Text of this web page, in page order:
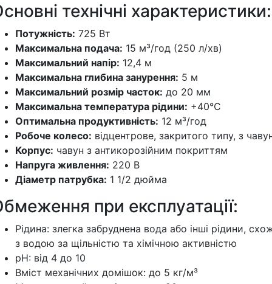
технічні характеристики:
Потужність: 725 Вт
Максимальна подача: 15 м³/год (250 л/хв)
Максимальний напір: 12,4 м
Максимальна глибина занурення: 5 м
Максимальний розмір часток: до 20 мм
Максимальна температура рідини: +40°C
Оптимальна продуктивність: 12 м³/год
Робоче колесо: відцентрове, закритого типу, з
Корпус: чавун з антикорозійним покриттям
Напруга живлення: 220 В
Діаметр патрубка: 1 1/2 дюйма
при експлуатації:
Рідина: злегка забруднена вода або інші рідини,
з водою за щільністю та хімічною активністю
pH: від 4 до 10
Вміст механічних домішок: до 5 кг/м³